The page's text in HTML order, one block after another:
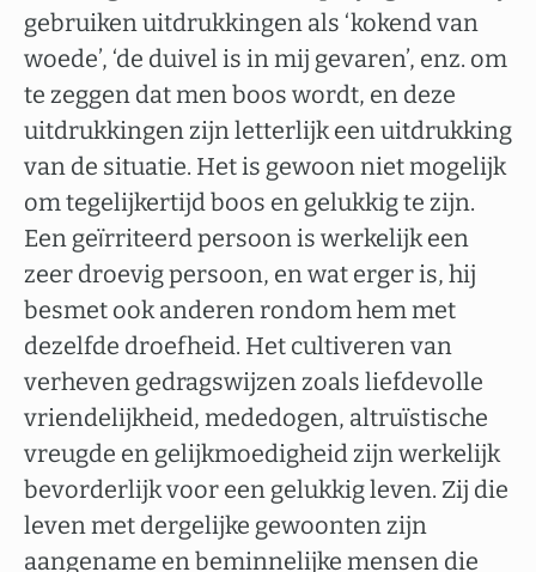
gebruiken uitdrukkingen als ‘kokend van
woede’, ‘de duivel is in mij gevaren’, enz. om
te zeggen dat men boos wordt, en deze
uitdrukkingen zijn letterlijk een uitdrukking
van de situatie. Het is gewoon niet mogelijk
om tegelijkertijd boos en gelukkig te zijn.
Een geïrriteerd persoon is werkelijk een
zeer droevig persoon, en wat erger is, hij
besmet ook anderen rondom hem met
dezelfde droefheid. Het cultiveren van
verheven gedragswijzen zoals liefdevolle
vriendelijkheid, mededogen, altruïstische
vreugde en gelijkmoedigheid zijn werkelijk
bevorderlijk voor een gelukkig leven. Zij die
leven met dergelijke gewoonten zijn
aangename en beminnelijke mensen die